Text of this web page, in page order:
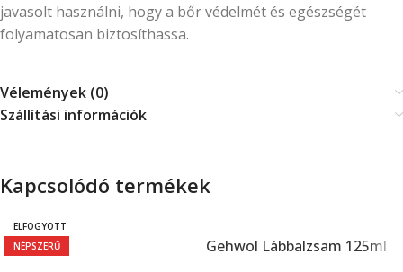
javasolt használni, hogy a bőr védelmét és egészségét
folyamatosan biztosíthassa.
Vélemények (0)
Szállítási információk
Kapcsolódó termékek
ELFOGYOTT
NÉPSZERŰ
Gehwol Lábbalzsam 125ml